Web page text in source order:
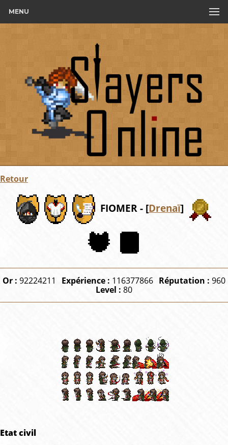
MENU
Retour
FIOMER - [Drenaï]
Or :92224211 Expérience : 116377866 Réputation : 960
Level : 80
Etat civil